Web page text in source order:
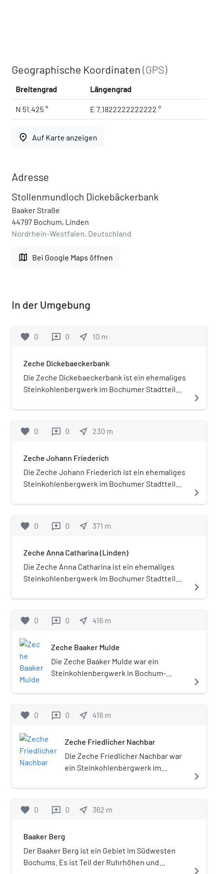
Geographische Koordinaten(GPS)
Breitengrad Längengrad
N 51.425 ° E 7.1822222222222 °
place Auf Karte anzeigen
Adresse
Stollenmundloch Dickebäckerbank
Baaker Straße
44797 Bochum, Linden
Nordrhein-Westfalen, Deutschland
map Bei Google Maps öffnen
In der Umgebung
favorite 0 reviews 0 near_me 10 m
Zeche Dickebaeckerbank
Die Zeche Dickebaeckerbank ist ein ehemaliges
Steinkohlenbergwerk im Bochumer Stadtteil
Namen Zeche Dickebeckerbank, Zeche Dicke
Bäckerbank und Zeche Dicke Baaker Bank
Bergwerks befand sich östlich der heutigen
Baaker Straße.
navigate_next
favorite 0 reviews 0 near_me 230 m
Zeche Johann Friederich
Die Zeche Johann Friederich ist ein ehemaliges
Steinkohlenbergwerk im Bochumer Stadtteil
Namen Zeche Johann Friedrich bekannt. Die
navigate_next
favorite 0 reviews 0 near_me 371 m
Zeche Anna Catharina (Linden)
Die Zeche Anna Catharina ist ein ehemaliges
Steinkohlenbergwerk im Bochumer Stadtteil
Namen Zeche Anna Catrien oder Zeche Anna
navigate_next
favorite 0 reviews 0 near_me 416 m
Zeche Baaker Mulde
Die Zeche Baaker Mulde war ein
Steinkohlenbergwerk in Bochum-
Konsolidation von drei bisher
Gewerkschaft der Zeche Baaker Mulde
des Rheinisch-Westfälischen Kohlen-
Syndikats.
navigate_next
favorite 0 reviews 0 near_me 416 m
Zeche Friedlicher Nachbar
Die Zeche Friedlicher Nachbar war
ein Steinkohlenbergwerk im
Bergwerk befand sich im
Mulde. Die Zeche Friedlicher
bedeutenden Bergwerken im
Regierungsbezirk Arnsberg.
navigate_next
favorite 0 reviews 0 near_me 362 m
Baaker Berg
Der Baaker Berg ist ein Gebiet im Südwesten
Bochums. Es ist Teil der Ruhrhöhen und
navigate_next